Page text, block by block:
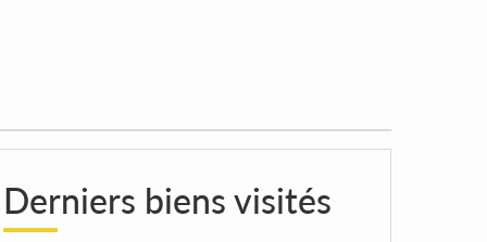
Derniers biens visités